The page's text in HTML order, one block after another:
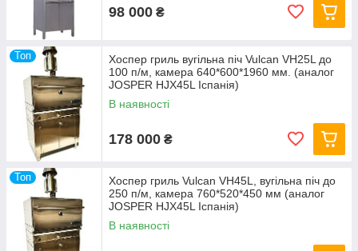
98 000 ₴
Топ
Хоспер гриль вугільна піч Vulcan VH25L до
100 п/м, камера 640*600*1960 мм. (аналог
JOSPER HJX45L Іспанія)
В наявності
178 000 ₴
Топ
Хоспер гриль Vulcan VH45L, вугільна піч до
250 п/м, камера 760*520*450 мм (аналог
JOSPER HJX45L Іспанія)
В наявності